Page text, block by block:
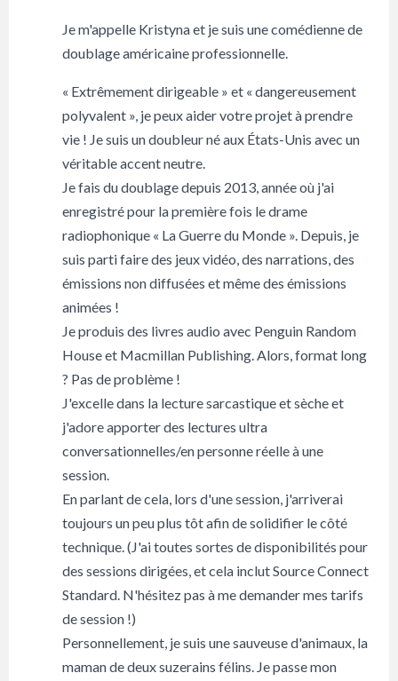
Je m'appelle Kristyna et je suis une comédienne de
doublage américaine professionnelle.
« Extrêmement dirigeable » et « dangereusement
polyvalent », je peux aider votre projet à prendre
vie ! Je suis un doubleur né aux États-Unis avec un
véritable accent neutre.
Je fais du doublage depuis 2013, année où j'ai
enregistré pour la première fois le drame
radiophonique « La Guerre du Monde ». Depuis, je
suis parti faire des jeux vidéo, des narrations, des
émissions non diffusées et même des émissions
animées !
Je produis des livres audio avec Penguin Random
House et Macmillan Publishing. Alors, format long
? Pas de problème !
J'excelle dans la lecture sarcastique et sèche et
j'adore apporter des lectures ultra
conversationnelles/en personne réelle à une
session.
En parlant de cela, lors d'une session, j'arriverai
toujours un peu plus tôt afin de solidifier le côté
technique. (J'ai toutes sortes de disponibilités pour
des sessions dirigées, et cela inclut Source Connect
Standard. N'hésitez pas à me demander mes tarifs
de session !)
Personnellement, je suis une sauveuse d'animaux, la
maman de deux suzerains félins. Je passe mon